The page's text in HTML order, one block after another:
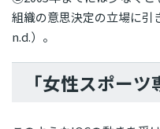
組織の意思決定の立場に引
n.d.）。
「女性スポーツ